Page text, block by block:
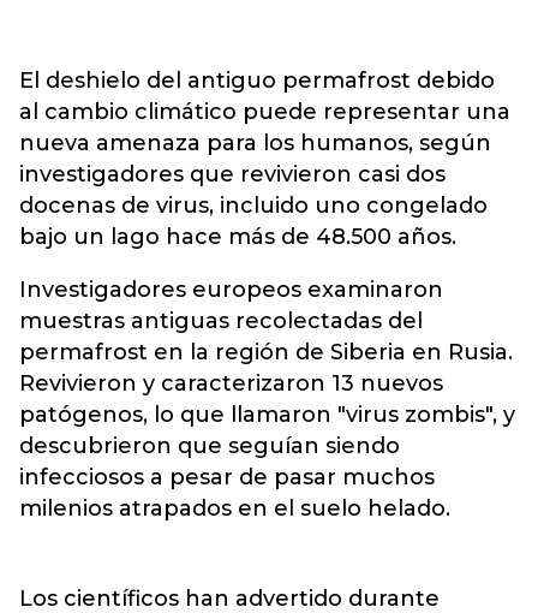
El deshielo del antiguo permafrost debido
al cambio climático puede representar una
nueva amenaza para los humanos, según
investigadores que revivieron casi dos
docenas de virus, incluido uno congelado
bajo un lago hace más de 48.500 años.
Investigadores europeos examinaron
muestras antiguas recolectadas del
permafrost en la región de Siberia en Rusia.
Revivieron y caracterizaron 13 nuevos
patógenos, lo que llamaron "virus zombis", y
descubrieron que seguían siendo
infecciosos a pesar de pasar muchos
milenios atrapados en el suelo helado.
Los científicos han advertido durante